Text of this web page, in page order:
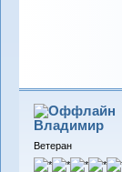
Владимиp
Ветеран